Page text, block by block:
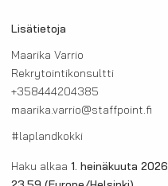
Lisätietoja
Maarika Varrio
Rekrytointikonsultti
+358444204385
maarika.varrio@staffpoint.fi
#laplandkokki
Haku alkaa 1. heinäkuuta 2026